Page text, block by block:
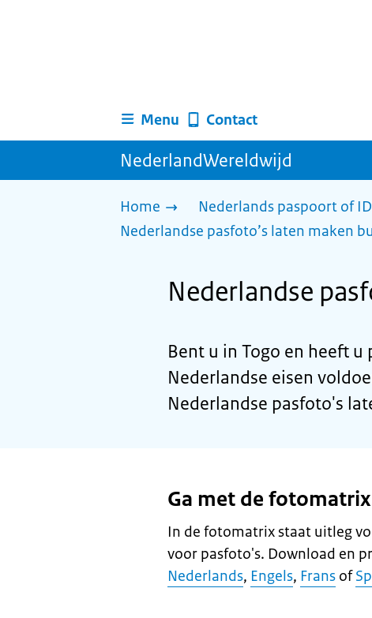
Menu Contact
NederlandWereldwijd
Home
Nederlands paspoort of
Nederlandse pasfoto’s laten maken
Nederlandse
Bent u in Togo en heeft
Nederlandse eisen
Nederlandse pasfoto's
Ga met de
In de fotomatrix staat uitleg
voor pasfoto's. Download en
Nederlands, Engels, Frans of